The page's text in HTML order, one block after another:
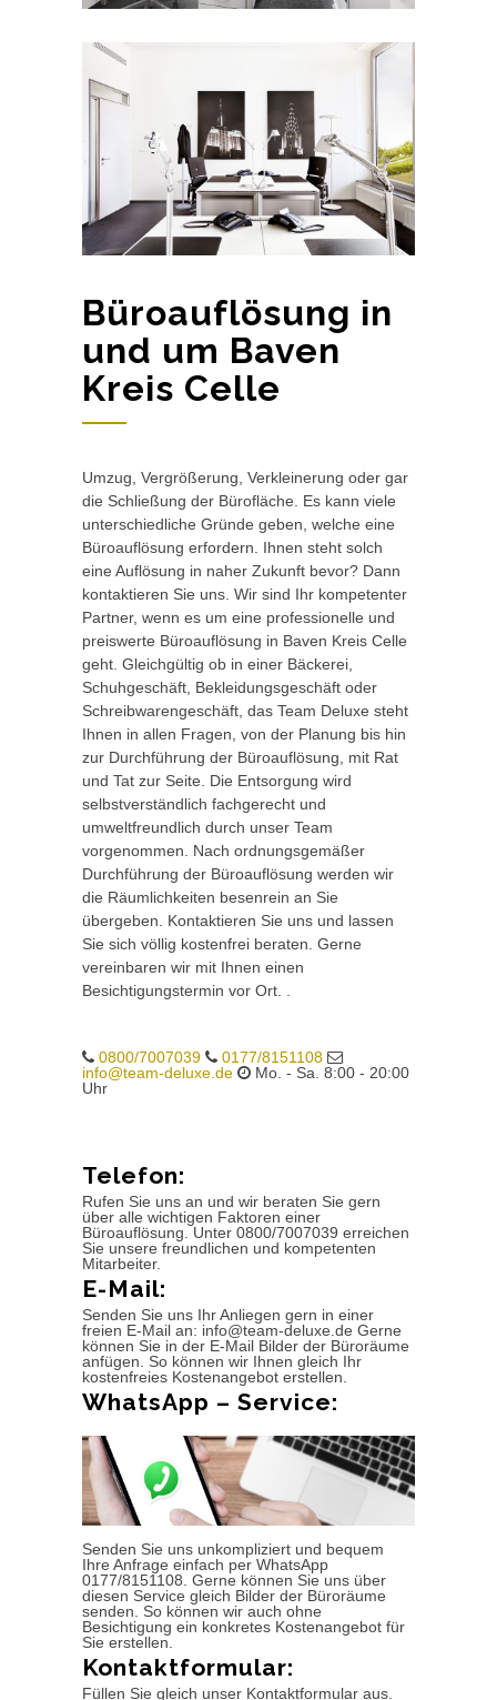
Büroauflösung in
und um Baven
Kreis Celle
Umzug, Vergrößerung, Verkleinerung oder gar
die Schließung der Bürofläche. Es kann viele
unterschiedliche Gründe geben, welche eine
Büroauflösung erfordern. Ihnen steht solch
eine Auflösung in naher Zukunft bevor? Dann
kontaktieren Sie uns. Wir sind Ihr kompetenter
Partner, wenn es um eine professionelle und
preiswerte Büroauflösung in Baven Kreis Celle
geht. Gleichgültig ob in einer Bäckerei,
Schuhgeschäft, Bekleidungsgeschäft oder
Schreibwarengeschäft, das Team Deluxe steht
Ihnen in allen Fragen, von der Planung bis hin
zur Durchführung der Büroauflösung, mit Rat
und Tat zur Seite. Die Entsorgung wird
selbstverständlich fachgerecht und
umweltfreundlich durch unser Team
vorgenommen. Nach ordnungsgemäßer
Durchführung der Büroauflösung werden wir
die Räumlichkeiten besenrein an Sie
übergeben. Kontaktieren Sie uns und lassen
Sie sich völlig kostenfrei beraten. Gerne
vereinbaren wir mit Ihnen einen
Besichtigungstermin vor Ort. .
0800/7007039
0177/8151108
info@team-deluxe.de
Mo. - Sa. 8:00 - 20:00
Uhr
Telefon:
Rufen Sie uns an und wir beraten Sie gern
über alle wichtigen Faktoren einer
Büroauflösung. Unter 0800/7007039 erreichen
Sie unsere freundlichen und kompetenten
Mitarbeiter.
E-Mail:
Senden Sie uns Ihr Anliegen gern in einer
freien E-Mail an: info@team-deluxe.de Gerne
können Sie in der E-Mail Bilder der Büroräume
anfügen. So können wir Ihnen gleich Ihr
kostenfreies Kostenangebot erstellen.
WhatsApp – Service:
Senden Sie uns unkompliziert und bequem
Ihre Anfrage einfach per WhatsApp
0177/8151108. Gerne können Sie uns über
diesen Service gleich Bilder der Büroräume
senden. So können wir auch ohne
Besichtigung ein konkretes Kostenangebot für
Sie erstellen.
Kontaktformular:
Füllen Sie gleich unser Kontaktformular aus.